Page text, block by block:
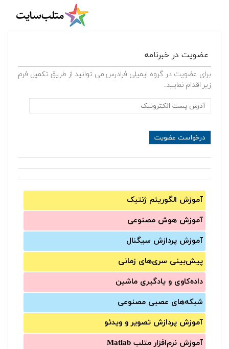
عضویت در خبرنامه
برای عضویت در گروه ایمیلی فرادرس می توانید از طریق تکمیل فرم
زیر اقدام نمایید.
آموزش الگوریتم ژنتیک
آموزش‌ هوش مصنوعی
آموزش‌ پردازش سیگنال
پیش‌‌بینی سری‌‌های زمانی
داده‌کاوی و یادگیری ماشین
شبکه‌های عصبی مصنوعی
آموزش‌ پردازش تصویر و ویدئو
آموزش‌ نرم‌افزار متلب Matlab